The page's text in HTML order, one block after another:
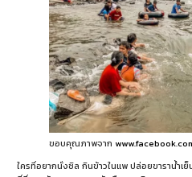
ขอบคุณภาพจาก
ใครที่อยากนั่งชิล กินข้าวในแพ ปล่อยขาราน้ำเ